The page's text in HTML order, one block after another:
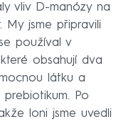
vliv D-manózy na
My jsme připravili
používal v
obsahují dva
látku a
Po
loni jsme uvedli